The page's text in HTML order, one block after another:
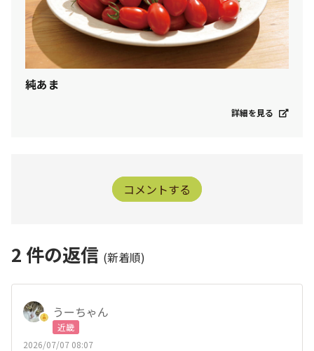
純あま
詳細を見る
コメントする
2 件の返信 (新着順)
うーちゃん
近畿
2026/07/07 08:07